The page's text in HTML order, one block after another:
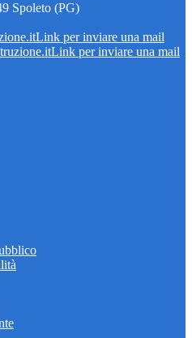
Spoleto (PG)
Link per inviare una mail
Link per inviare una mail